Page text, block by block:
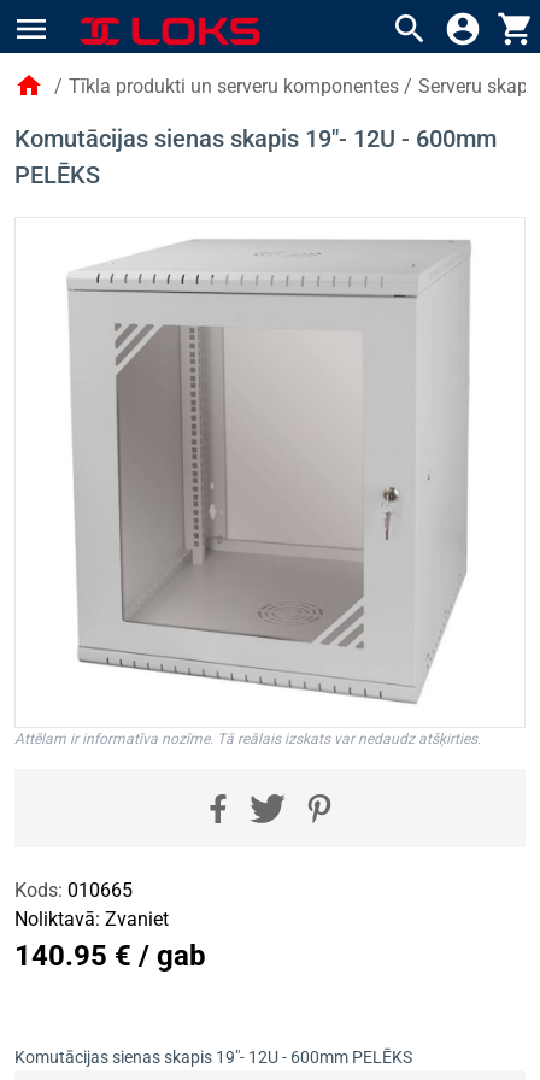
menu search account_circle shopping_cart
home / Tīkla produkti un serveru komponentes / Serveru
Komutācijas sienas skapis 19"- 12U - 600mm
PELĒKS
Attēlam ir informatīva nozīme. Tā reālais izskats var nedaudz atšķirties.
Kods: 010665
Noliktavā: Zvaniet
140.95 € / gab
Komutācijas sienas skapis 19"- 12U - 600mm PELĒKS